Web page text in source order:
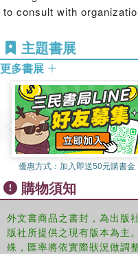
Part Two: The disciplines of
Part Three: Organizational
Organizational Behaviour
current topics, practical
large corporations from
Ryanair, The Body Shop
examples of both good
interesting and unique
organizational behaviour.
to consult with
主題書展
更多書展
優惠方式： 加入即送50元購書金
購物須知
外文書商品之書封，為出版
版社所提供之現有版本為主
殊，匯率將依實際狀況做調整